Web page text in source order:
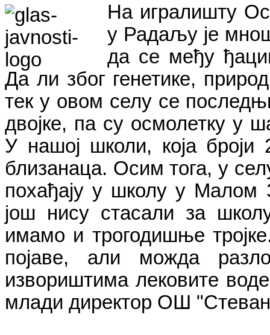
На игралишту
у Радаљу је
да се међу
Да ли због генетике,
тек у овом селу се
двојке, па су осмолетку у
У нашој школи, која
близанаца. Осим тога, у
похађају у школу у Малом
још нису стасали за
имамо и трогодишње
појаве, али можда
извориштима лековите
млади директор ОШ